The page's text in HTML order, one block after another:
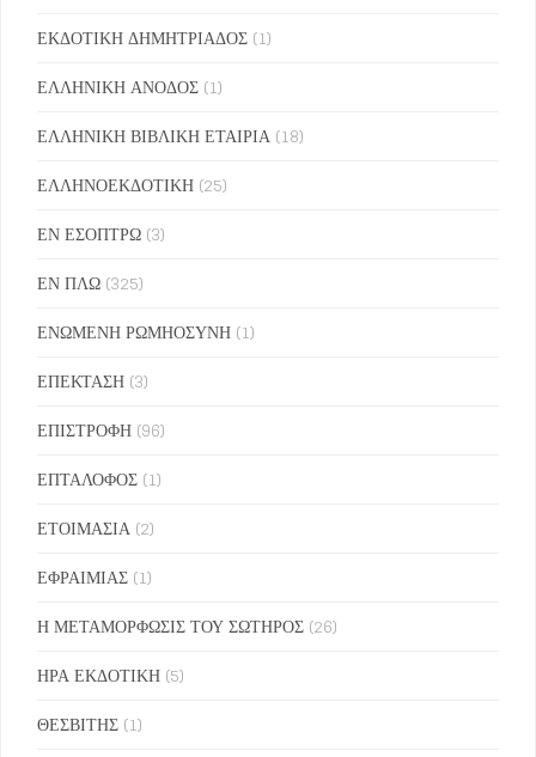
ΕΚΔΟΤΙΚΗ ΔΗΜΗΤΡΙΑΔΟΣ (1)
ΕΛΛΗΝΙΚΗ ΑΝΟΔΟΣ (1)
ΕΛΛΗΝΙΚΗ ΒΙΒΛΙΚΗ ΕΤΑΙΡΙΑ (18)
ΕΛΛΗΝΟΕΚΔΟΤΙΚΗ (25)
ΕΝ ΕΣΟΠΤΡΩ (3)
ΕΝ ΠΛΩ (325)
ΕΝΩΜΕΝΗ ΡΩΜΗΟΣΥΝΗ (1)
ΕΠΕΚΤΑΣΗ (3)
ΕΠΙΣΤΡΟΦΗ (96)
ΕΠΤΑΛΟΦΟΣ (1)
ΕΤΟΙΜΑΣΙΑ (2)
ΕΦΡΑΙΜΙΑΣ (1)
Η ΜΕΤΑΜΟΡΦΩΣΙΣ ΤΟΥ ΣΩΤΗΡΟΣ (26)
ΗΡΑ ΕΚΔΟΤΙΚΗ (5)
ΘΕΣΒΙΤΗΣ (1)